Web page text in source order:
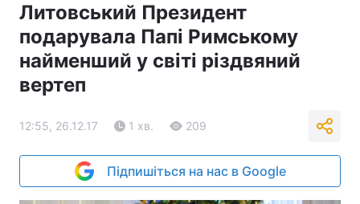
Литовський Президент
подарувала Папі Римському
найменший у світі різдвяний
вертеп
12:55, 26.12.17 1 хв. 209
Підпишіться на нас в Google